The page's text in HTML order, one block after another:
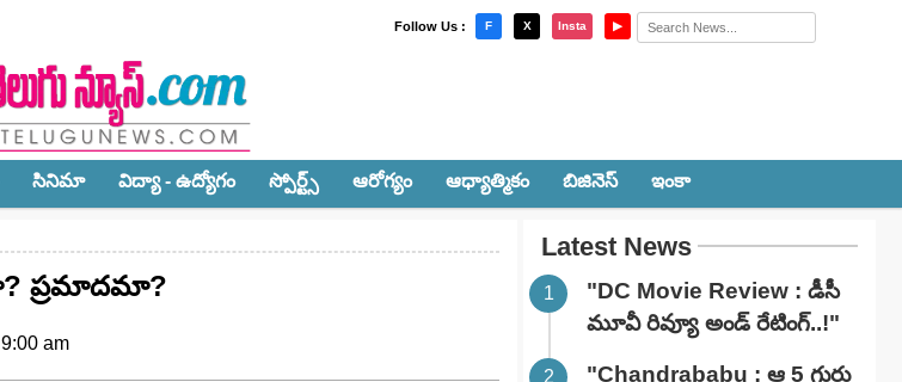
Follow Us : F X Insta ▶
సినిమా విద్యా - ఉద్యోగం స్పోర్ట్స్‌ ఆరోగ్యం ఆధ్యాత్మికం బిజినెస్ ఇంకా
ప్రమాదమా?
am
Latest News
"DC Movie Review : డీసీ
మూవీ రివ్యూ అండ్ రేటింగ్‌..!"
"Chandrababu : ఆ 5 గురు